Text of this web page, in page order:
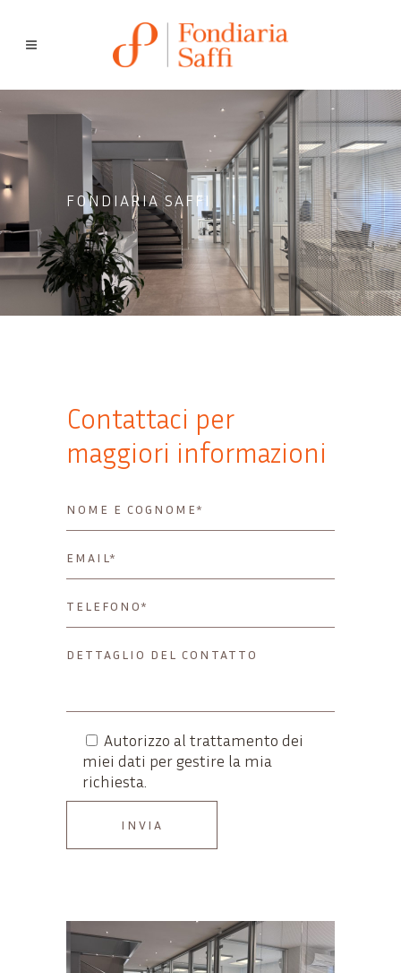
FONDIARIA SAFFI
Contattaci per
maggiori informazioni
Autorizzo al trattamento dei
miei dati per gestire la mia
richiesta.